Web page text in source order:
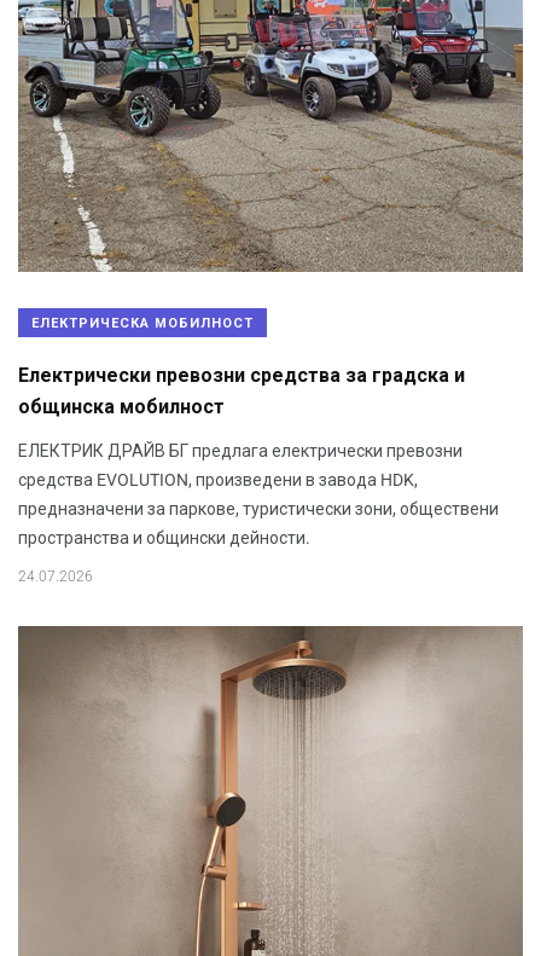
ЕЛЕКТРИЧЕСКА МОБИЛНОСТ
Електрически превозни средства за градска и
общинска мобилност
ЕЛЕКТРИК ДРАЙВ БГ предлага електрически превозни
средства EVOLUTION, произведени в завода HDK,
предназначени за паркове, туристически зони, обществени
пространства и общински дейности.
24.07.2026